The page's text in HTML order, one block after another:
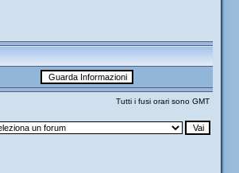
Tutti i fusi orari sono GMT